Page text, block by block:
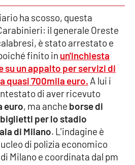
ha scosso, questa
il generale Oreste
è stato arrestato e
finito in un'inchiesta
su un appalto per servizi di
quasi 700mila euro. A lui i
di aver ricevuto
euro, ma anche borse di
per lo stadio
di Milano. L'indagine è
di polizia economico
Milano e coordinata dal pm